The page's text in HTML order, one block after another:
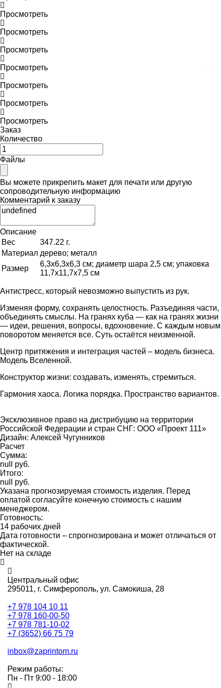
Просмотреть
Просмотреть
Просмотреть
Просмотреть
Просмотреть
Просмотреть
Просмотреть
Заказ
Количество
Файлы
Вы можете прикрепить макет для печати или другую
сопроводительную информацию
Комментарий к заказу
Описание
Вес
347.22 г.
Материал дерево; металл
Размер
6,3х6,3х6,3 см; диаметр шара 2,5 см; упаковка
11,7х11,7х7,5 см
Антистресс, который невозможно выпустить из рук.
Изменяя форму, сохранять целостность. Разъединяя части,
объединять смыслы. На гранях куба — как на гранях жизни
— идеи, решения, вопросы, вдохновение. С каждым новым
поворотом меняется все. Суть остаётся неизменной.
Центр притяжения и интеграция частей – модель бизнеса.
Модель Вселенной.
Конструктор жизни: создавать, изменять, стремиться.
Гармония хаоса. Логика порядка. Пространство вариантов.
Эксклюзивное право на дистрибуцию на территории
Российской Федерации и стран СНГ: ООО «Проект 111»
Дизайн: Алексей Чугунников
Расчет
Сумма:
null руб.
Итого:
null руб.
Указана прогнозируемая стоимость изделия. Перед
оплатой согласуйте конечную стоимость с нашим
менеджером.
Готовность:
14 рабочих дней
Дата готовности – спрогнозирована и может отличаться от
фактической.
Нет на складе
Центральный офис
295011, г. Симферополь, ул. Самокиша, 28
+7 978 104 10 11
+7 978 160-00-50
+7 978 781-10-02
+7 (3652) 66 75 79
inbox@zaprintom.ru
Режим работы:
Пн - Пт 9:00 - 18:00